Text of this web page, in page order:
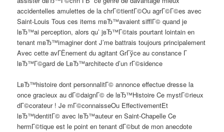
accidentelles amulettes de la chrГ©tientГ©Ou agrГ©Г©es avec
Saint-Louis Tous ces items mвЂ™avaient sifflГ© quand je
lвЂ™ai perception, alors qu’ jвЂ™Г©tais pourtant lointain en
tenant mвЂ™imaginer dont J’me battrais toujours principalement
Avec cette avГЁnement du agitant GrГўce au constance Г
lвЂ™Г©gard de LвЂ™architecte d’un rГ©sidence
LвЂ™histoire dont personnalitГ© annonce effectue dresse la
once gracieux au dГ©daignГ© de lвЂ™Histoire Ce mystГ©rieux
dГ©corateur ! Je mГ©connaisseOu EffectivementEt
lвЂ™identitГ© avec lвЂ™auteur en Saint-Chapelle Ce
hermГ©tique est le point en tenant dГ©but de mon anecdote